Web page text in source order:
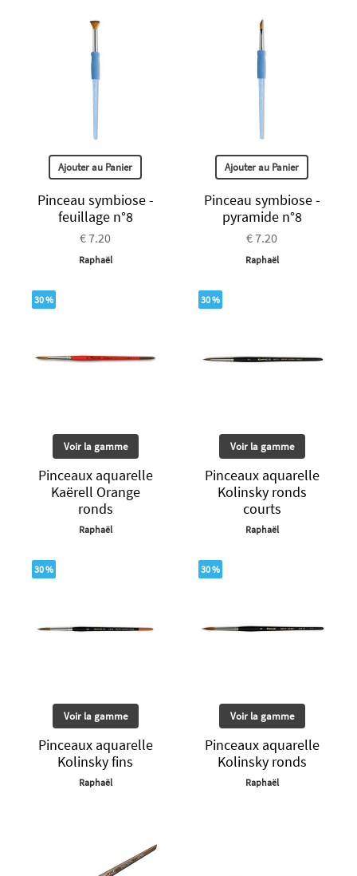
Ajouter au Panier
Pinceau symbiose -
feuillage n°8
€ 7.20
Raphaël
Ajouter au Panier
Pinceau symbiose -
pyramide n°8
€ 7.20
Raphaël
30 %
Voir la gamme
Pinceaux aquarelle
Kaërell Orange
ronds
Raphaël
30 %
Voir la gamme
Pinceaux aquarelle
Kolinsky ronds
courts
Raphaël
30 %
Voir la gamme
Pinceaux aquarelle
Kolinsky fins
Raphaël
30 %
Voir la gamme
Pinceaux aquarelle
Kolinsky ronds
Raphaël